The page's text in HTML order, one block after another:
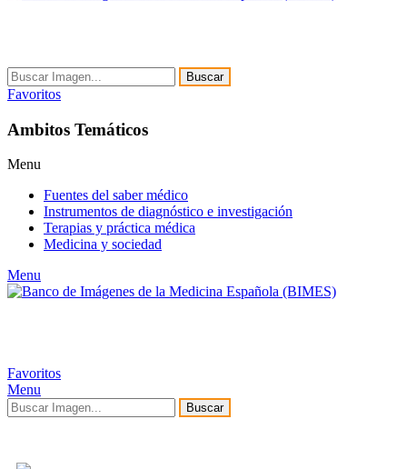
Buscar
Favoritos
Ambitos Temáticos
Menu
Fuentes del saber médico
Instrumentos de diagnóstico e investigación
Terapias y práctica médica
Medicina y sociedad
Menu
Favoritos
Menu
Buscar